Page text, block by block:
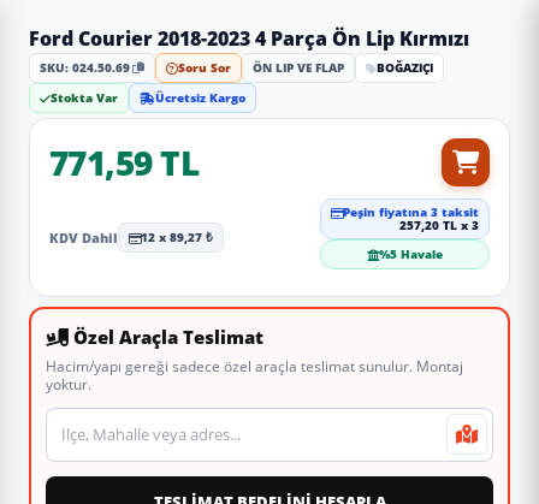
Ford Courier 2018-2023 4 Parça Ön Lip Kırmızı
SKU: 024.50.69 Soru Sor ÖN LIP VE FLAP
BOĞAZIÇI
Stokta Var
Ücretsiz Kargo
771,59 TL
KDV Dahil 12 x 89,27 ₺
Peşin fiyatına 3 taksit
257,20 TL x 3
%5 Havale
Özel Araçla Teslimat
Hacim/yapı gereği sadece özel araçla teslimat sunulur. Montaj
yoktur.
Teslimat veya montaj adresi